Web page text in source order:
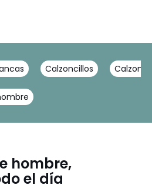
Calzoncillos
hombre,
el día